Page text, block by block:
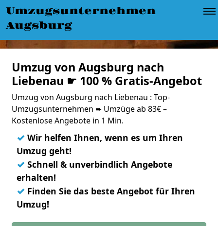
Umzugsunternehmen
Augsburg
Umzug von Augsburg nach
Liebenau ☛ 100 % Gratis-Angebot
Umzug von Augsburg nach Liebenau : Top-
Umzugsunternehmen ➨ Umzüge ab 83€ –
Kostenlose Angebote in 1 Min.
✓ Wir helfen Ihnen, wenn es um Ihren
Umzug geht!
✓ Schnell & unverbindlich Angebote
erhalten!
✓ Finden Sie das beste Angebot für Ihren
Umzug!